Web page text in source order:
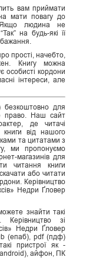
вам приймати
мати повагу до
Якщо людина не
на будь-які її
прості, начебто,
Книгу можна
особисті кордони
інтереси, але
для
право. Наш сайт
де читачі
від нашого
та цитатами з
ми пропонуємо
магазинів для
читання книги
або читати
Керівництво
Недри Ґловер
знайти такі
Керівництво зі
Недри Ґловер
(епаб), pdf (пдф)
пристрої як -
айфон, ПК